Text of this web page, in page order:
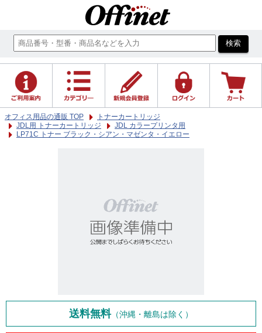
オフィス用品の通販 TOP
トナーカートリッジ
JDL用 トナーカートリッジ
JDL カラープリンタ用
LP71C トナー ブラック・シアン・マゼンタ・イエロー
送料無料（沖縄・離島は除く）